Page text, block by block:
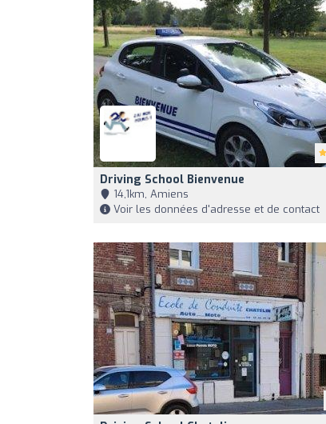
Driving School Bienvenue
14,1km, Amiens
Voir les données d'adresse et de contact